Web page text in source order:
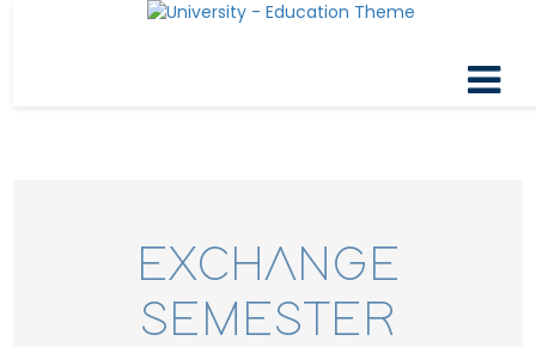
EXCHANGE
SEMESTER